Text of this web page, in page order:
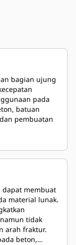
bagian ujung
batuan
pembuatan
membuat
material lunak.
tidak
arah fraktur.
beton,